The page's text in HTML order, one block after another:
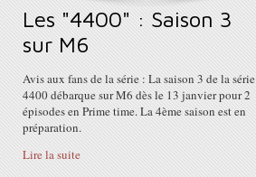
Les "4400" : Saison 3
sur M6
Avis aux fans de la série : La saison 3 de la série
4400 débarque sur M6 dès le 13 janvier pour 2
épisodes en Prime time. La 4ème saison est en
préparation.
Lire la suite